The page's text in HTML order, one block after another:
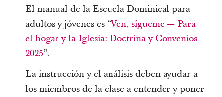
El manual de la Escuela Dominical para
adultos y jóvenes es “Ven, sígueme — Para
el hogar y la Iglesia: Doctrina y Convenios
2025”.
La instrucción y el análisis deben ayudar a
los miembros de la clase a entender y poner